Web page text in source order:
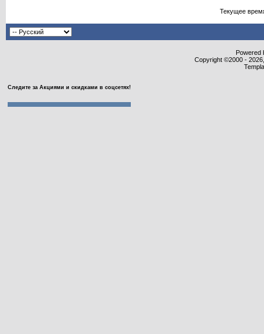
Текущее
Powered
Copyright ©2000 -
Следите за Акциями и скидками в соцсетях!